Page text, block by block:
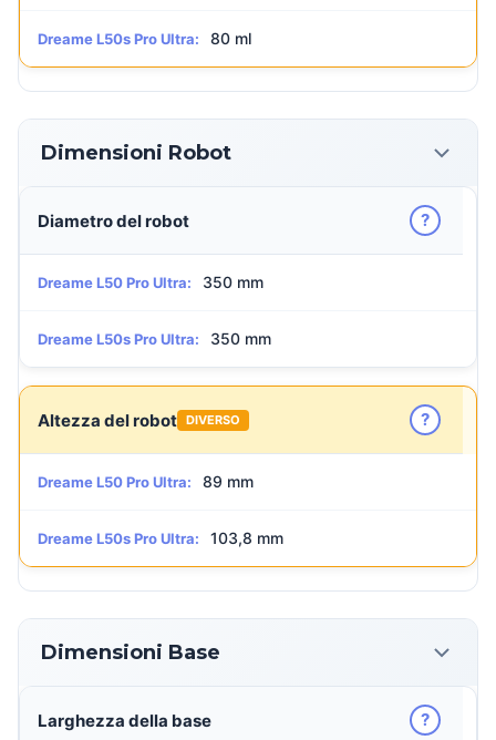
Dreame L50s Pro Ultra: 80 ml
Dimensioni Robot
Diametro del robot ?
Dreame L50 Pro Ultra: 350 mm
Dreame L50s Pro Ultra: 350 mm
Altezza del robot DIVERSO ?
Dreame L50 Pro Ultra: 89 mm
Dreame L50s Pro Ultra: 103,8 mm
Dimensioni Base
Larghezza della base ?